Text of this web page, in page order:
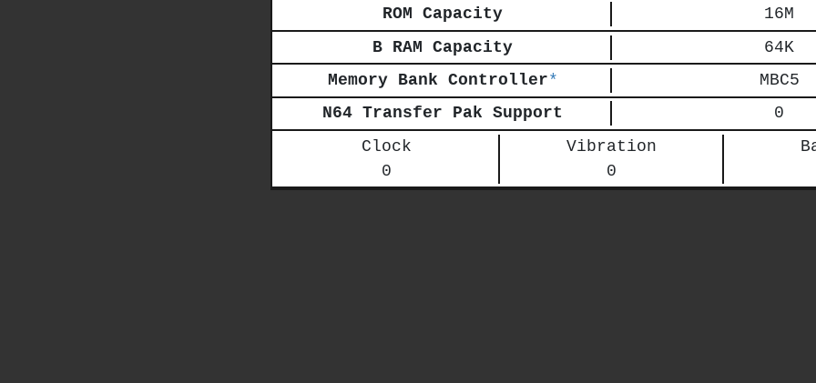
ROM Capacity
16M
B RAM Capacity
64K
Memory Bank Controller*
MBC5
N64 Transfer Pak Support
0
Clock
0
Vibration
0